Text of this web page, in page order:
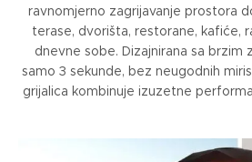
ravnomjerno zagrijavanje prostora
terase, dvorišta, restorane, kafiće,
dnevne sobe. Dizajnirana sa brzim
samo 3 sekunde, bez neugodnih
grijalica kombinuje izuzetne